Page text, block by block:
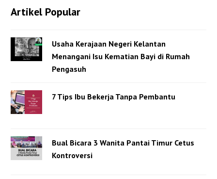
Artikel Popular
Usaha Kerajaan Negeri Kelantan
Menangani Isu Kematian Bayi di Rumah
Pengasuh
7 Tips Ibu Bekerja Tanpa Pembantu
Bual Bicara 3 Wanita Pantai Timur Cetus
Kontroversi